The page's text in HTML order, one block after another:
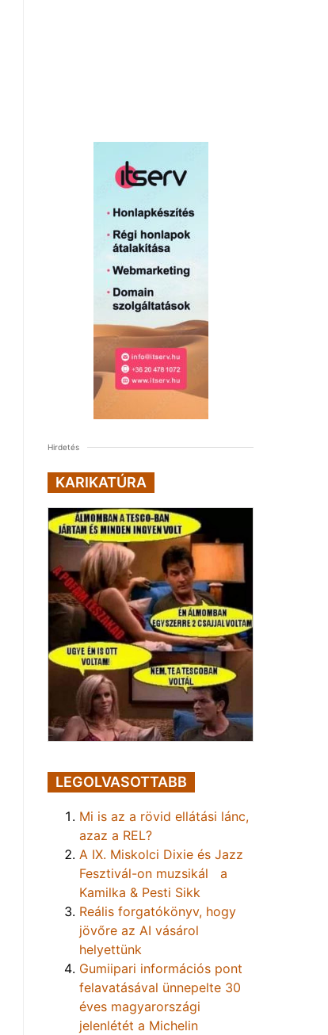
Hirdetés
KARIKATÚRA
LEGOLVASOTTABB
Mi is az a rövid ellátási lánc,
azaz a REL?
A IX. Miskolci Dixie és Jazz
Fesztivál-on muzsikál a
Kamilka & Pesti Sikk
Reális forgatókönyv, hogy
jövőre az AI vásárol
helyettünk
Gumiipari információs pont
felavatásával ünnepelte 30
éves magyarországi
jelenlétét a Michelin